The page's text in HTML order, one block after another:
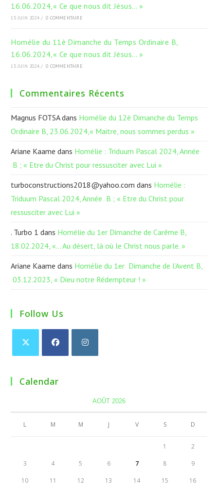
16.06.2024,« Ce que nous dit Jésus… »
15 JUIN 2024 / 0 COMMENTAIRE
Homélie du 11è Dimanche du Temps Ordinaire B,
16.06.2024,« Ce que nous dit Jésus… »
15 JUIN 2024 / 0 COMMENTAIRE
Commentaires Récents
Magnus FOTSAdans Homélie du 12è Dimanche du Temps
Ordinaire B, 23.06.2024,« Maitre, nous sommes perdus »
Ariane Kaame dans Homélie : Triduum Pascal 2024, Année
B ; « Etre du Christ pour ressusciter avec Lui »
turboconstructions2018@yahoo.com dans Homélie :
Triduum Pascal 2024, Année B ; « Etre du Christ pour
ressusciter avec Lui »
. Turbo 1 dans Homélie du 1er Dimanche de Carême B,
18.02.2024, «… Au désert, là où le Christ nous parle. »
Ariane Kaame dans Homélie du 1er Dimanche de l’Avent B,
03.12.2023, « Dieu notre Rédempteur ! »
Follow Us
Calendar
AOÛT 2026
L M M J V S D
1 2
3 4 5 6 7 8 9
10 11 12 13 14 15 16